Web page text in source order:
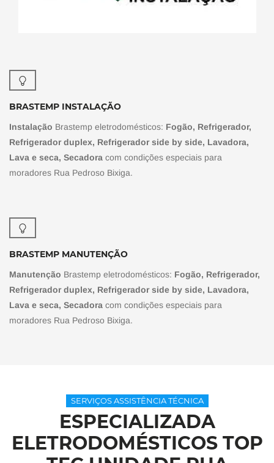
BRASTEMP INSTALAÇÃO
Instalação Brastemp eletrodomésticos: Fogão, Refrigerador,
Refrigerador duplex, Refrigerador side by side, Lavadora,
Lava e seca, Secadora com condições especiais para
moradores Rua Pedroso Bixiga.
BRASTEMP MANUTENÇÃO
Manutenção Brastemp eletrodomésticos: Fogão, Refrigerador,
Refrigerador duplex, Refrigerador side by side, Lavadora,
Lava e seca, Secadora com condições especiais para
moradores Rua Pedroso Bixiga.
SERVIÇOS ASSISTÊNCIA TÉCNICA
ESPECIALIZADA
ELETRODOMÉSTICOS TOP